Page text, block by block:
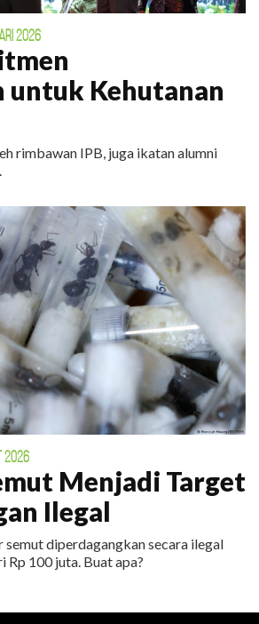
2026
untuk Kehutanan
rimbawan IPB, juga ikatan alumni
2026
Menjadi Target
Ilegal
semut diperdagangkan secara ilegal
Rp 100 juta. Buat apa?